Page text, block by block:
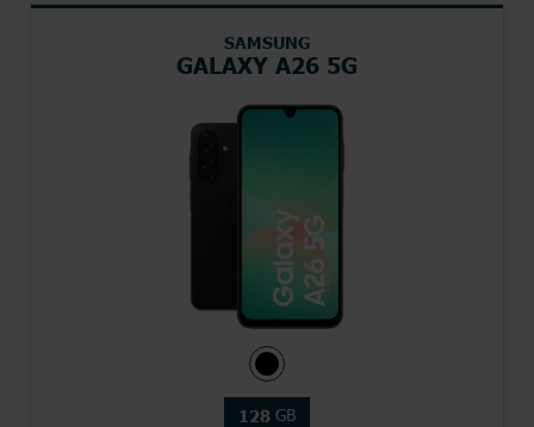
SAMSUNG
GALAXY A26 5G
128 GB